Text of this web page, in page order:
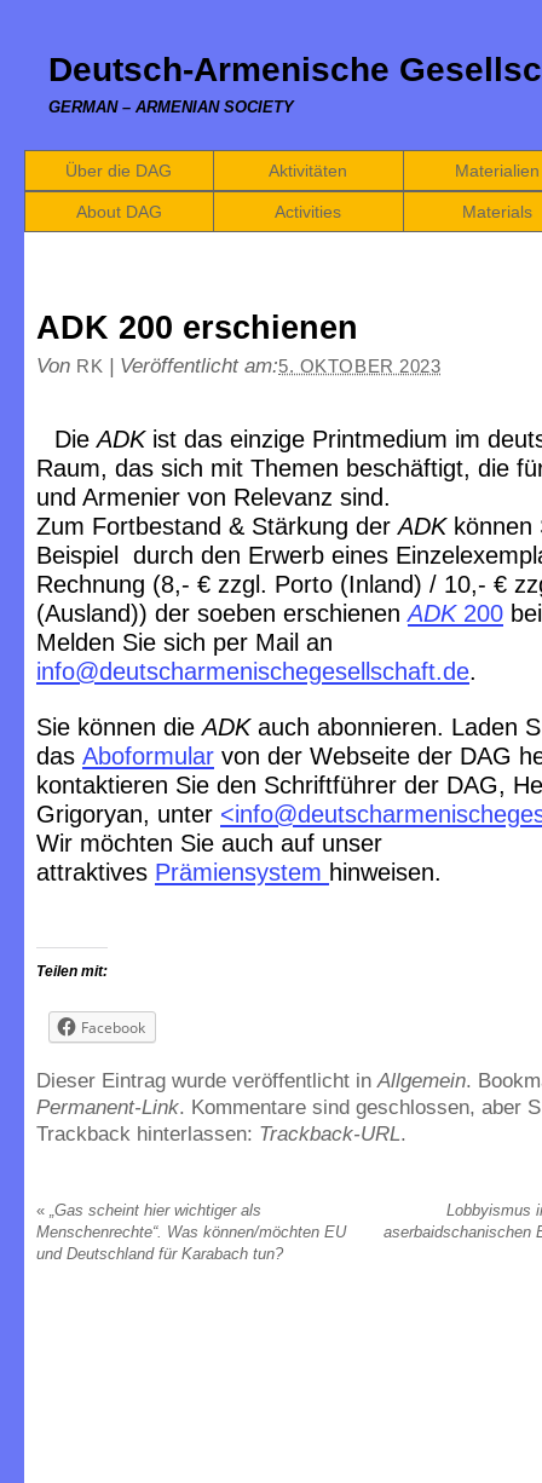
Deutsch-Armenische
GERMAN – ARMENIAN SOCIETY
Über die DAG Aktivitäten Materialien
About DAG Activities Materials
ADK 200 erschienen
Von RK | Veröffentlicht am:5. OKTOBER 2023
DieADKist das einzige Printmedium im
Raum, das sich mit Themen beschäftigt, die
und Armenier von Relevanz sind.
Zum Fortbestand & Stärkung derADKkönnen
Beispiel durch den Erwerb eines
Rechnung (8,- € zzgl. Porto (Inland) / 10,- €
(Ausland)) der soeben erschienenADK200
Melden Sie sich per Mail an
info@deutscharmenischegesellschaft.de.
Sie können dieADKauch abonnieren. Laden
das Aboformular von der Webseite der DAG
kontaktieren Sie den Schriftführer der DAG,
Grigoryan, unter <
Wir möchten Sie auch auf unser
attraktives Prämiensystem hinweisen.
Teilen mit:
Facebook
Dieser Eintrag wurde veröffentlicht inAllgemein.
Permanent-Link. Kommentare sind geschlossen, aber
Trackback hinterlassen: Trackback-URL.
« „Gas scheint hier wichtiger als
Menschenrechte“. Was können/möchten EU
und Deutschland für Karabach tun?
Lobbyismus
aserbaidschanischen